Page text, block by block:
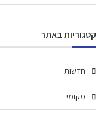
קטגוריות באתר
חדשות
מקומי